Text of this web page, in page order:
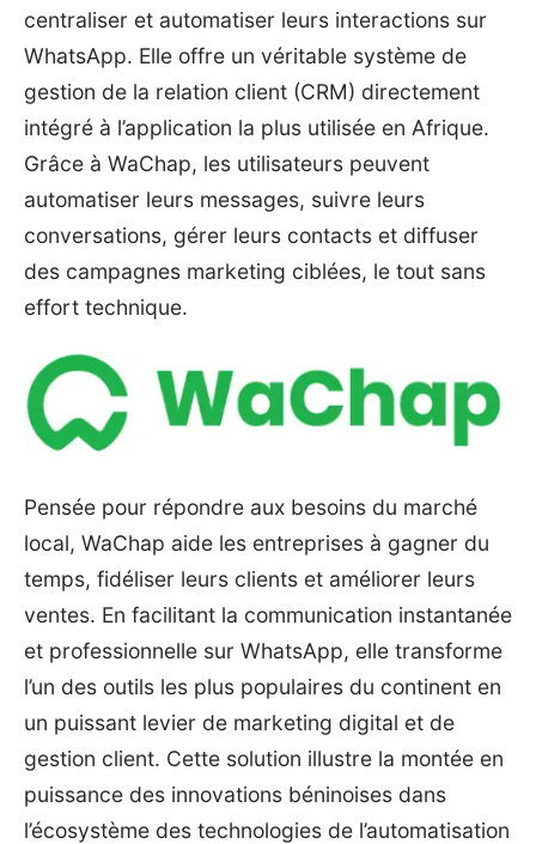
centraliser et automatiser leurs interactions sur
WhatsApp. Elle offre un véritable système de
gestion de la relation client (CRM) directement
intégré à l’application la plus utilisée en Afrique.
Grâce à WaChap, les utilisateurs peuvent
automatiser leurs messages, suivre leurs
conversations, gérer leurs contacts et diffuser
des campagnes marketing ciblées, le tout sans
effort technique.
Pensée pour répondre aux besoins du marché
local, WaChap aide les entreprises à gagner du
temps, fidéliser leurs clients et améliorer leurs
ventes. En facilitant la communication instantanée
et professionnelle sur WhatsApp, elle transforme
l’un des outils les plus populaires du continent en
un puissant levier de marketing digital et de
gestion client. Cette solution illustre la montée en
puissance des innovations béninoises dans
l’écosystème des technologies de l’automatisation